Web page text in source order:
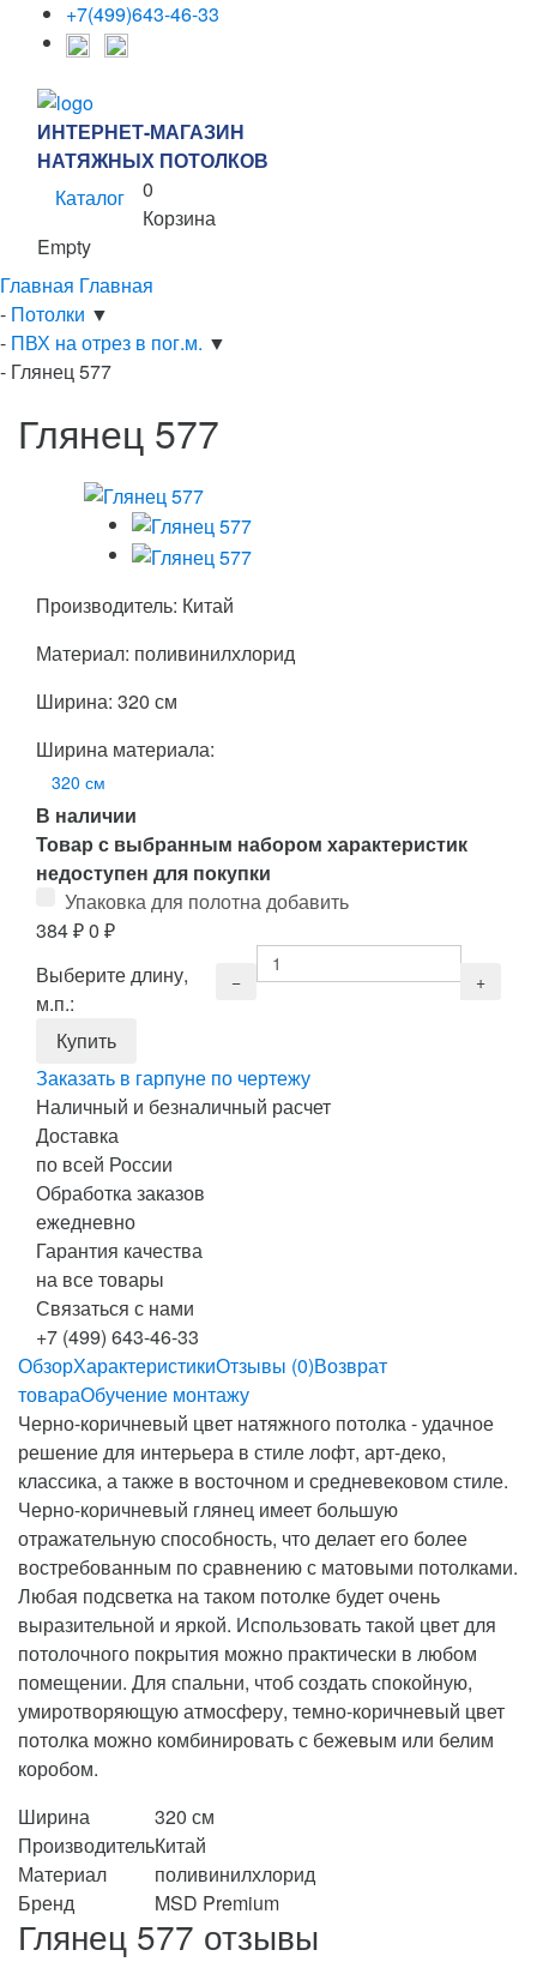
+7(499)643-46-33
ИНТЕРНЕТ-МАГАЗИН
НАТЯЖНЫХ ПОТОЛКОВ
Каталог
0
Корзина
Empty
Главная Главная
- Потолки ▼
- ПВХ на отрез в пог.м. ▼
- Глянец 577
Глянец 577
Производитель: Китай
Материал: поливинилхлорид
Ширина: 320 см
Ширина материала:
320 см
В наличии
Товар с выбранным набором характеристик
недоступен для покупки
Упаковка для полотна добавить
384₽0 ₽
Выберите длину,
м.п.:
Заказать в гарпуне по чертежу
Наличный и безналичный расчет
Доставка
по всей России
Обработка заказов
ежедневно
Гарантия качества
на все товары
Связаться с нами
+7 (499) 643-46-33
ОбзорХарактеристикиОтзывы (0)Возврат
товараОбучение монтажу
Черно-коричневый цвет натяжного потолка - удачное
решение для интерьера в стиле лофт, арт-деко,
классика, а также в восточном и средневековом стиле.
Черно-коричневый глянец имеет большую
отражательную способность, что делает его более
востребованным по сравнению с матовыми потолками.
Любая подсветка на таком потолке будет очень
выразительной и яркой. Использовать такой цвет для
потолочного покрытия можно практически в любом
помещении. Для спальни, чтоб создать спокойную,
умиротворяющую атмосферу, темно-коричневый цвет
потолка можно комбинировать с бежевым или белим
коробом.
Ширина
320 см
ПроизводительКитай
Материал
поливинилхлорид
Бренд
MSD Premium
Глянец 577 отзывы